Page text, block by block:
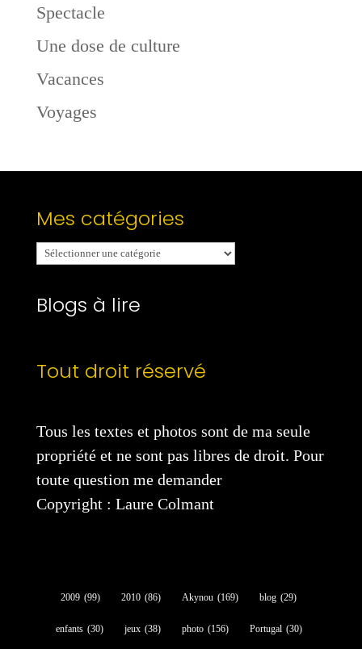
Spectacle
Une dose de culture
Vacances
Voyages
Mes catégories
Mes
catégories
Blogs à lire
Tout droit réservé
Tous les textes et photos sont de ma seule
propriété et ne sont pas libres de droit. Pour
toute question me demander
Copyright : Laure Colmant
2009 (99) 2010 (86) Akynou (169) blog (29)
enfants (30) jeux (38) photo (156) Portugal (30)